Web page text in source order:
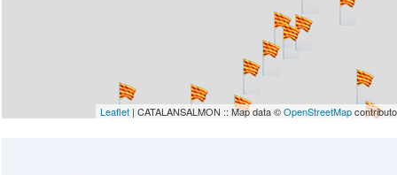
Leaflet | CATALANSALMON :: Map data ©OpenStreetMap